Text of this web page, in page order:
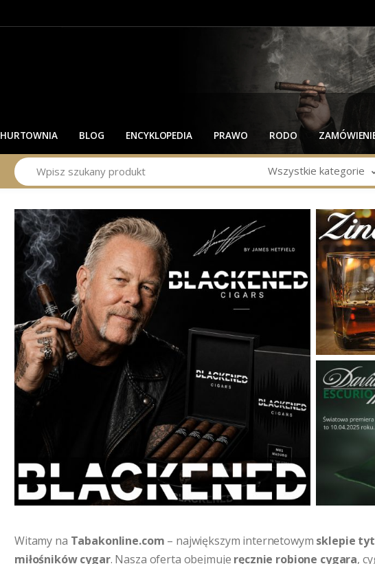
HURTOWNIA BLOG ENCYKLOPEDIA PRAWO RODO
Szukaj Wszystkie kategorie
Witamy na Tabakonline.com – największym internetowym sklepie
miłośników cygar. Nasza oferta obejmuje ręcznie robione cygara,